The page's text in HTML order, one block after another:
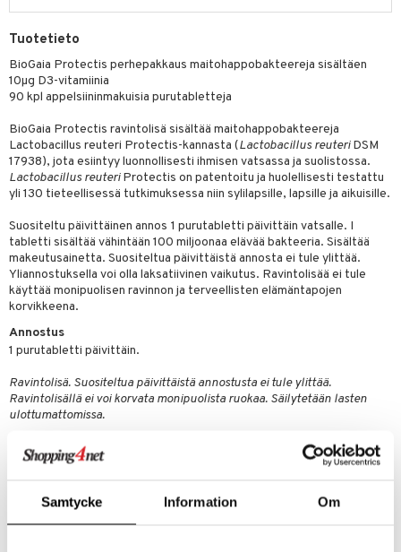
Samtycke Information Om
Tuotetieto
BioGaia Protectis perhepakkaus maitohappobakteereja sisältäen
10µg D3-vitamiinia
90 kpl appelsiininmakuisia purutabletteja
BioGaia Protectis ravintolisä sisältää maitohappobakteereja
Lactobacillus reuteri Protectis-kannasta (Lactobacillus reuteriDSM
17938), jota esiintyy luonnollisesti ihmisen vatsassa ja suolistossa.
Lactobacillus reuteriProtectis on patentoitu ja huolellisesti testattu
yli 130 tieteellisessä tutkimuksessa niin sylilapsille, lapsille ja aikuisille.
Suositeltu päivittäinen annos 1 purutabletti päivittäin vatsalle. I
tabletti sisältää vähintään 100 miljoonaa elävää bakteeria. Sisältää
makeutusainetta. Suositeltua päivittäistä annosta ei tule ylittää.
Yliannostuksella voi olla laksatiivinen vaikutus. Ravintolisää ei tule
käyttää monipuolisen ravinnon ja terveellisten elämäntapojen
korvikkeena.
Annostus
1 purutabletti päivittäin.
Ravintolisä. Suositeltua päivittäistä annostusta ei tule ylittää.
Ravintolisällä ei voi korvata monipuolista ruokaa. Säilytetään lasten
ulottumattomissa.
Täyteaine (isomalt), makeutusaine (xylitol), Lactobacillus reuteri DSM
helpottava
nenä & kurkku
K
energiaa
& vastauksia